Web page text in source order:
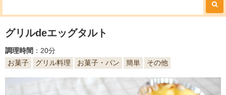
グリルdeエッグタルト
調理時間 ：20分
お菓子
グリル料理 お菓子・パン 簡単 その他